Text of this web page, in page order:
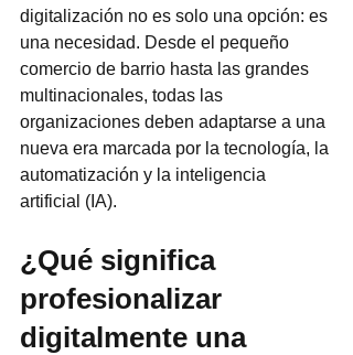
digitalización no es solo una opción: es
una necesidad. Desde el pequeño
comercio de barrio hasta las grandes
multinacionales, todas las
organizaciones deben adaptarse a una
nueva era marcada por la tecnología, la
automatización y la inteligencia
artificial (IA).
¿Qué significa
profesionalizar
digitalmente una